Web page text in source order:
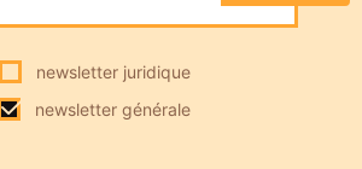
newsletter juridique
newsletter générale